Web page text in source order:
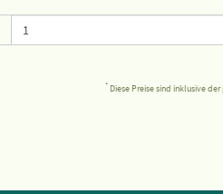
* Diese Preise sind inklusive